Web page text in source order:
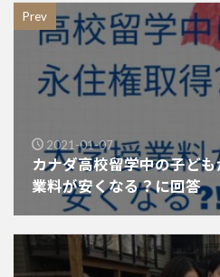
Prev
2021-01-07
カナダ高校留学中の子ど
業料が安くなる？に回答